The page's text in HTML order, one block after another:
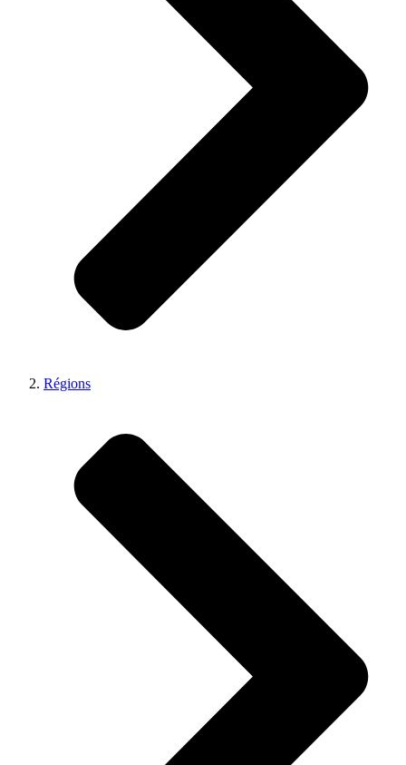
Régions